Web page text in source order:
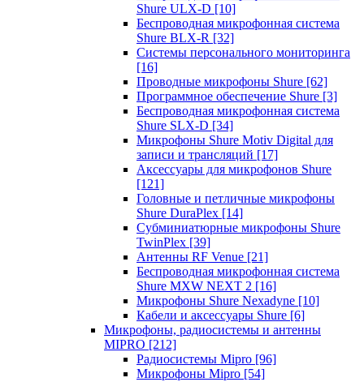
Shure ULX-D [10]
Беспроводная микрофонная система
Shure BLX-R [32]
Системы персонального мониторинга
[16]
Проводные микрофоны Shure [62]
Программное обеспечение Shure [3]
Беспроводная микрофонная система
Shure SLX-D [34]
Микрофоны Shure Motiv Digital для
записи и трансляций [17]
Аксессуары для микрофонов Shure
[121]
Головные и петличные микрофоны
Shure DuraPlex [14]
Субминиатюрные микрофоны Shure
TwinPlex [39]
Антенны RF Venue [21]
Беспроводная микрофонная система
Shure MXW NEXT 2 [16]
Микрофоны Shure Nexadyne [10]
Кабели и аксессуары Shure [6]
Микрофоны, радиосистемы и антенны
MIPRO [212]
Радиосистемы Mipro [96]
Микрофоны Mipro [54]